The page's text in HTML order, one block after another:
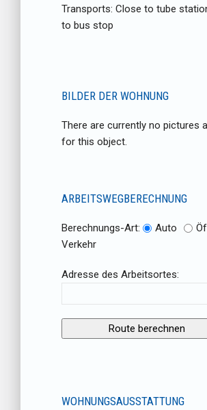
Transports: Close to tube
to bus stop
BILDER DER WOHNUNG
There are currently no pictures
for this object.
ARBEITSWEGBERECHNUNG
Berechnungs-Art: Auto
Verkehr
Adresse des Arbeitsortes:
WOHNUNGSAUSSTATTUNG